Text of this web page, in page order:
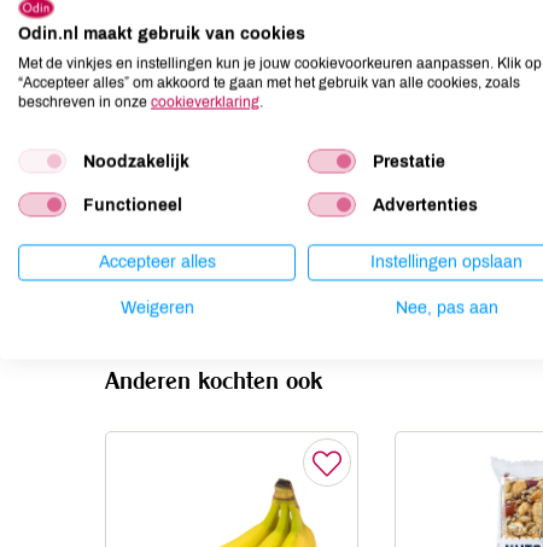
Allergenen
Aardnoten
niet aanwezig
Ei
Lactose
kan bevatten
Lupine
niet aanwezig
Noten
kan bevatten
Anderen kochten ook
Odin.nl maakt gebruik van cookies
Met de vinkjes en instellingen kun je jouw cookievoorkeuren aanpassen. Klik op
“Accepteer alles” om akkoord te gaan met het gebruik van alle cookies, zoals
beschreven in onze cookieverklaring.
Noodzakelijk Prestatie
Functioneel Advertenties
Accepteer alles Instellingen opslaan
Weigeren Nee, pas aan